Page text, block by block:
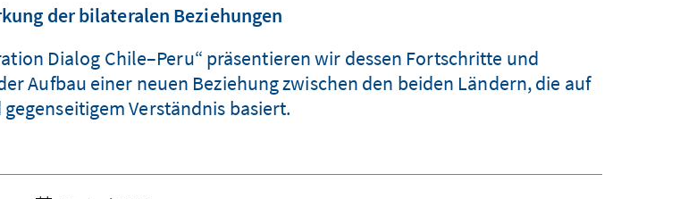
der bilateralen Beziehungen
Dialog Chile–Peru“ präsentieren wir dessen Fortschritte und
Aufbau einer neuen Beziehung zwischen den beiden Ländern, die auf
Verständnis basiert.